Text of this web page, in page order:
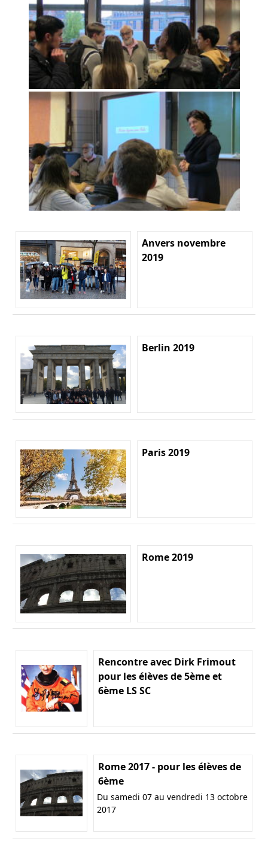
Anvers novembre
2019
Berlin 2019
Paris 2019
Rome 2019
Rencontre avec Dirk Frimout
pour les élèves de 5ème et
6ème LS SC
Rome 2017 - pour les élèves de
6ème
Du samedi 07 au vendredi 13 octobre
2017